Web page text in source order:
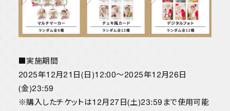
■実施期間
2025年12月21日(日)12:00〜2025年12月26日
(金)23:59
※購入したチケットは12月27日(土)23:59まで使用可能